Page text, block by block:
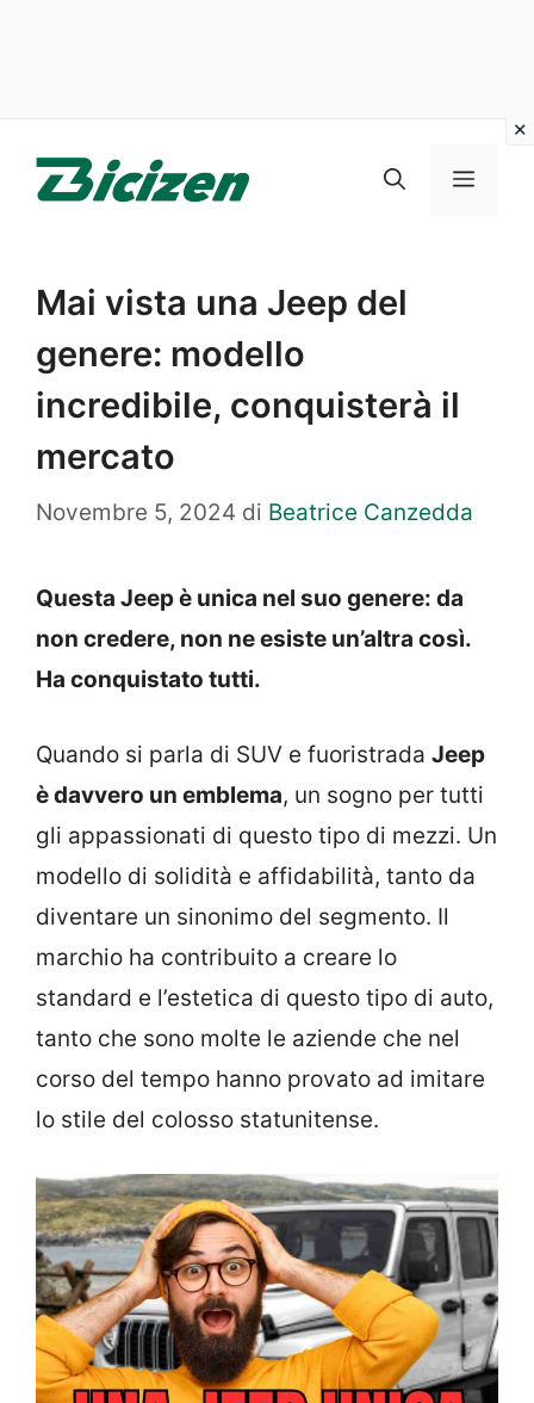
Menu
Mai vista una Jeep del
genere: modello
incredibile, conquisterà il
mercato
Novembre 5, 2024 di Beatrice Canzedda
Questa Jeep è unica nel suo genere: da
non credere, non ne esiste un’altra così.
Ha conquistato tutti.
Quando si parla di SUV e fuoristrada Jeep
è davvero un emblema, un sogno per tutti
gli appassionati di questo tipo di mezzi. Un
modello di solidità e affidabilità, tanto da
diventare un sinonimo del segmento. Il
marchio ha contribuito a creare lo
standard e l’estetica di questo tipo di auto,
tanto che sono molte le aziende che nel
corso del tempo hanno provato ad imitare
lo stile del colosso statunitense.